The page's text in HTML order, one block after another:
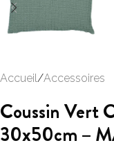
Accueil/Accessoires
Coussin Vert
30x50cm –